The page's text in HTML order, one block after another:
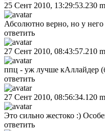
25 Сент 2010, 13:29:53.230
Абсолютно верно, но у
ответить
27 Сент 2010, 08:43:57.210
ппц - уж лучше кАллайдер
ответить
27 Сент 2010, 08:56:34.120
Это сильно жестоко :)
ответить